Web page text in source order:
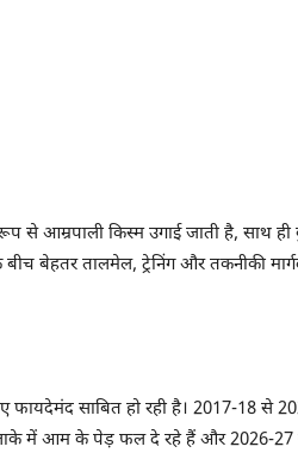
आम्रपाली किस्म उगाई जाती है, साथ ही
बेहतर तालमेल, ट्रेनिंग और तकनीकी
फायदेमंद साबित हो रही है। 2017-18
में आम के पेड़ फल दे रहे हैं और 2026-27